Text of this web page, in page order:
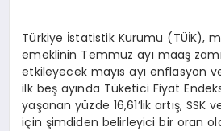
Türkiye İstatistik Kurumu (TÜİK),
emeklinin Temmuz ayı maaş
etkileyecek mayıs ayı enflasyon
ilk beş ayında Tüketici Fiyat
yaşanan yüzde 16,61’lik artış, SSK
için şimdiden belirleyici bir oran